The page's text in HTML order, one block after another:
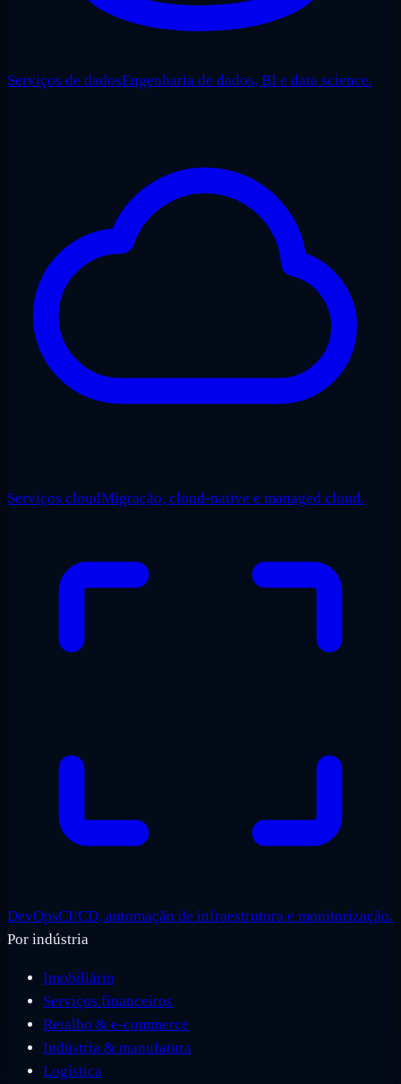
Serviços de dadosEngenharia de dados, BI e data science.
Serviços cloudMigração, cloud-native e managed cloud.
DevOpsCI/CD, automação de infraestrutura e monitorização.
Por indústria
Imobiliário
Serviços financeiros
Retalho & e-commerce
Indústria & manufatura
Logística